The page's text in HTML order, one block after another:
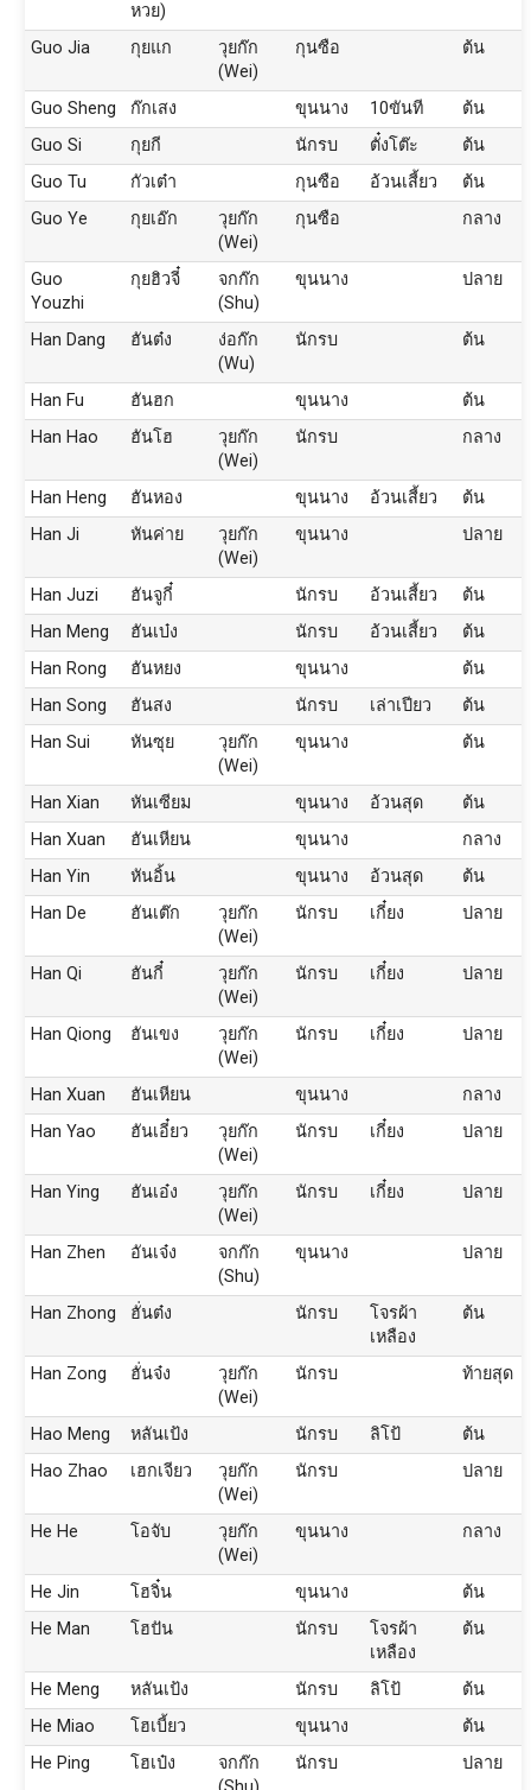
หวย)
Guo Jia กุยแก
วุยก๊ก
(Wei)
กุนซือ ต้น
Guo Sheng ก๊กเสง ขุนนาง 10ขันที
ต้น
Guo Si
กุยกี นักรบ ตั๋งโต๊ะ
ต้น
Guo Tu
กัวเต๋า กุนซือ อ้วนเสี้ยว
ต้น
Guo Ye
กุยเอ๊ก
วุยก๊ก
(Wei)
กุนซือ กลาง
Guo
Youzhi
กุยฮิวจี๋
จกก๊ก
(Shu)
ขุนนาง ปลาย
Han Dang ฮันต๋ง
ง่อก๊ก
(Wu)
นักรบ ต้น
Han Fu ฮันฮก ขุนนาง
ต้น
Han Hao
ฮันโฮ
วุยก๊ก
(Wei)
นักรบ กลาง
Han Heng ฮันหอง ขุนนาง อ้วนเสี้ยว
ต้น
Han Ji
หันค่าย
วุยก๊ก
(Wei)
ขุนนาง ปลาย
Han Juzi ฮันจูกี๋ นักรบ อ้วนเสี้ยว
ต้น
Han Meng
ฮันเบ๋ง นักรบ อ้วนเสี้ยว
ต้น
Han Rong
ฮันหยง ขุนนาง
ต้น
Han Song
ฮันสง นักรบ เล่าเปียว
ต้น
Han Sui
หันซุย
วุยก๊ก
(Wei)
ขุนนาง ต้น
Han Xian หันเซียม ขุนนาง อ้วนสุด
ต้น
Han Xuan
ฮันเหียน ขุนนาง
กลาง
Han Yin
หันอิ้น ขุนนาง อ้วนสุด
ต้น
Han De
ฮันเต๊ก
วุยก๊ก
(Wei)
นักรบ เกี๋ยง ปลาย
Han Qi ฮันกี๋
วุยก๊ก
(Wei)
นักรบ เกี๋ยง ปลาย
Han Qiong ฮันเขง
วุยก๊ก
(Wei)
นักรบ เกี๋ยง ปลาย
Han Xuan ฮันเหียน ขุนนาง
กลาง
Han Yao
ฮันเอี๋ยว
วุยก๊ก
(Wei)
นักรบ เกี๋ยง ปลาย
Han Ying ฮันเอ๋ง
วุยก๊ก
(Wei)
นักรบ เกี๋ยง ปลาย
Han Zhen อันเจ๋ง
จกก๊ก
(Shu)
ขุนนาง ปลาย
Han Zhong ฮั่นต๋ง นักรบ
โจรผ้า
เหลือง
ต้น
Han Zong ฮั่นจ๋ง
วุยก๊ก
(Wei)
นักรบ ท้ายสุด
Hao Meng หลันเป้ง นักรบ ลิโป้
ต้น
Hao Zhao
เฮกเจียว
วุยก๊ก
(Wei)
นักรบ ปลาย
He He โอจับ
วุยก๊ก
(Wei)
ขุนนาง กลาง
He Jin โฮจิ๋น ขุนนาง
ต้น
He Man
โฮปัน นักรบ
โจรผ้า
เหลือง
ต้น
He Meng หลันเป้ง นักรบ ลิโป้
ต้น
He Miao
โฮเบี้ยว ขุนนาง
ต้น
He Ping
โฮเป๋ง
จกก๊ก
นักรบ ปลาย